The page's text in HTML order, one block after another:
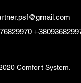
Comfort System.